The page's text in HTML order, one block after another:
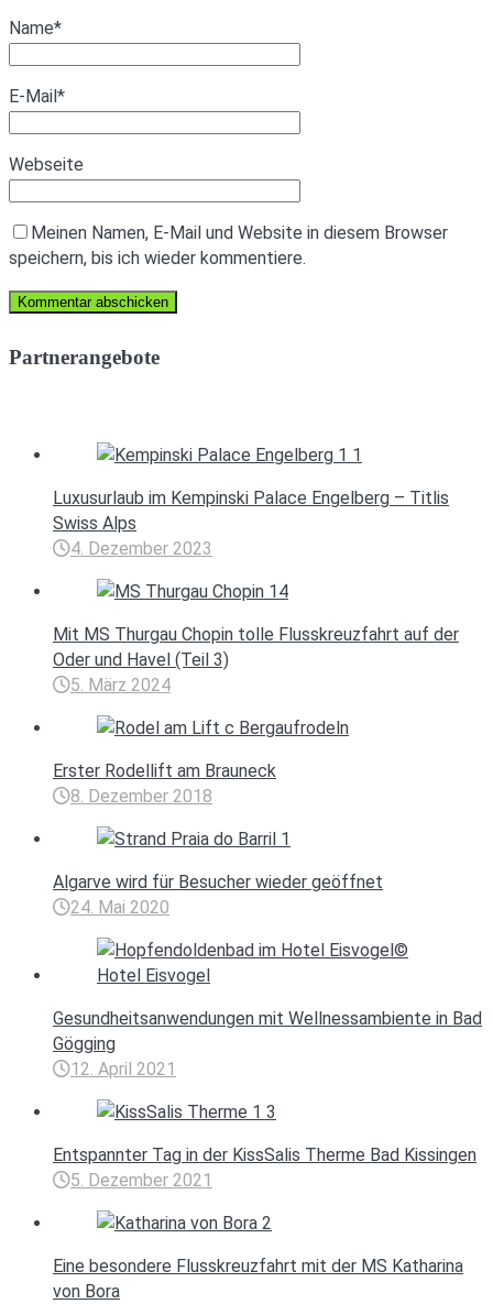
Name*
E-Mail *
Webseite
Meinen Namen, E-Mail und Website in diesem Browser
speichern, bis ich wieder kommentiere.
Partnerangebote
Luxusurlaub im Kempinski Palace Engelberg – Titlis
Swiss Alps
4. Dezember 2023
Mit MS Thurgau Chopin tolle Flusskreuzfahrt auf der
Oder und Havel (Teil 3)
5. März 2024
Erster Rodellift am Brauneck
8. Dezember 2018
Algarve wird für Besucher wieder geöffnet
24. Mai 2020
Gesundheitsanwendungen mit Wellnessambiente in Bad
Gögging
12. April 2021
Entspannter Tag in der KissSalis Therme Bad Kissingen
5. Dezember 2021
Eine besondere Flusskreuzfahrt mit der MS Katharina
von Bora